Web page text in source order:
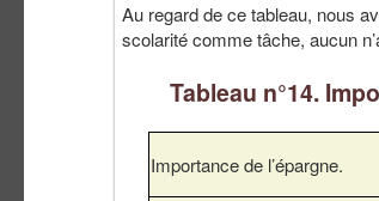
Au regard de ce tableau, nous
scolarité comme tâche, aucun
Tableau n°14.
Importance de l’épargne.